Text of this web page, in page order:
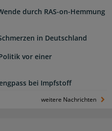
durch RAS-on-Hemmung
in Deutschland
vor einer
bei Impfstoff
weitere Nachrichten